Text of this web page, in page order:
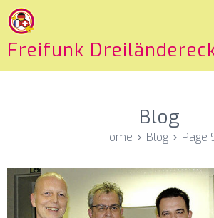
Freifunk
Blog
Home Blog Page